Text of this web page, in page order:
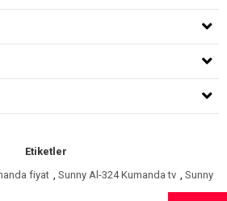
Etiketler
fiyat , Sunny Al-324 Kumanda tv , Sunny